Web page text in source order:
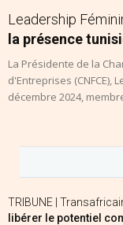
Leadership
la présence
La Présidente de la
d'Entreprises (CNFCE),
décembre 2024,
TRIBUNE |
libérer le potentiel